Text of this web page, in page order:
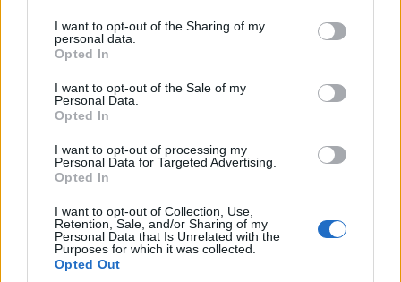
not limited to your visit or usage behaviour. You may click to
grant or deny consent to Google and its third-party tags to
use your data for below specified purposes in below Google
consent section.
I want to opt-out of the Sharing of my
personal data.
Opted In
I want to opt-out of the Sale of my
Personal Data.
Opted In
I want to opt-out of processing my
Personal Data for Targeted Advertising.
Opted In
I want to opt-out of Collection, Use,
Retention, Sale, and/or Sharing of my
Personal Data that Is Unrelated with the
Purposes for which it was collected.
Opted Out